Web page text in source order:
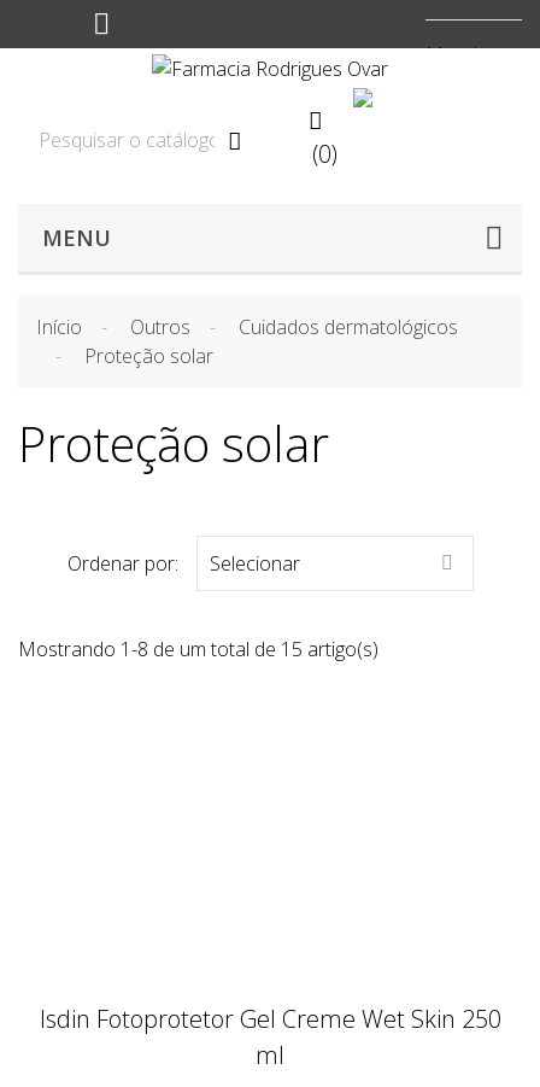
Moeda:


(0)
MENU
Início Outros
Cuidados dermatológicos
Proteção solar
Proteção solar
Ordenar por: Selecionar 
Mostrando 1-8 de um total de 15 artigo(s)
Isdin Fotoprotetor Gel Creme Wet Skin 250
ml